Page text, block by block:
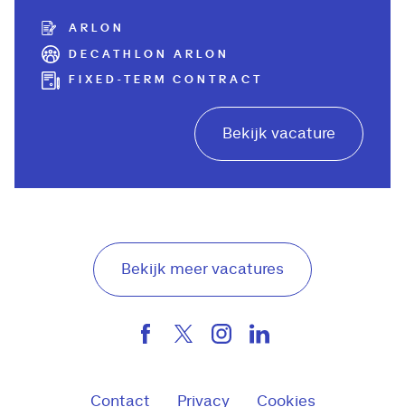
ARLON
DECATHLON ARLON
FIXED-TERM CONTRACT
Bekijk vacature
Bekijk meer vacatures
Contact Privacy Cookies